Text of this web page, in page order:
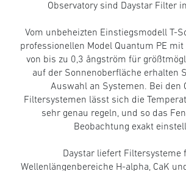
Observatory sind Daystar Filter
Vom unbeheizten Einstiegsmodell T-
professionellen Model Quantum PE
von bis zu 0,3 ångström für
auf der Sonnenoberfläche erhalten
Auswahl an Systemen. Bei den
Filtersystemen lässt sich die
sehr genau regeln, und so das
Beobachtung exakt
Daystar liefert Filtersysteme
Wellenlängenbereiche H-alpha, CaK